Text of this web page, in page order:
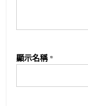
顯示名稱 *